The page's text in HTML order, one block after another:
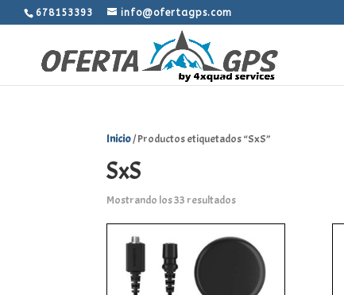
678153393 info@ofertagps.com
Inicio/ Productos etiquetados “SxS”
SxS
Mostrando los 33 resultados